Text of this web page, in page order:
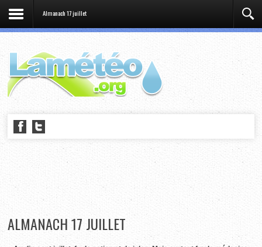
Almanach 17 juillet
ALMANACH 17 JUILLET